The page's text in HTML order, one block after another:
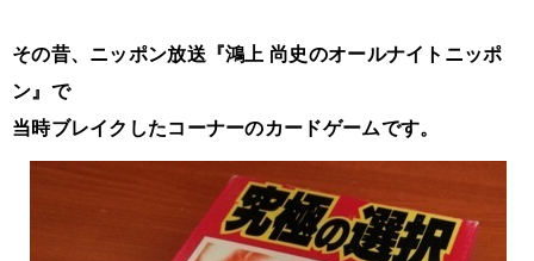
その昔、ニッポン放送『鴻上 尚史のオールナイトニッポ
ン』で
当時ブレイクしたコーナーのカードゲームです。